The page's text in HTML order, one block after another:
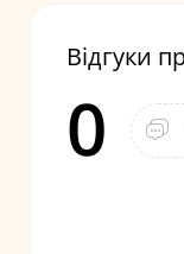
Відгуки
0